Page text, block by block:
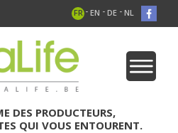
FR - EN - DE - NL
DES PRODUCTEURS,
QUI VOUS ENTOURENT.